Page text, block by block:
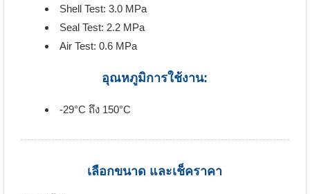
Shell Test: 3.0 MPa
Seal Test: 2.2 MPa
Air Test: 0.6 MPa
อุณหภูมิการใช้งาน:
-29°C ถึง 150°C
เลือกขนาด และเช็คราคา